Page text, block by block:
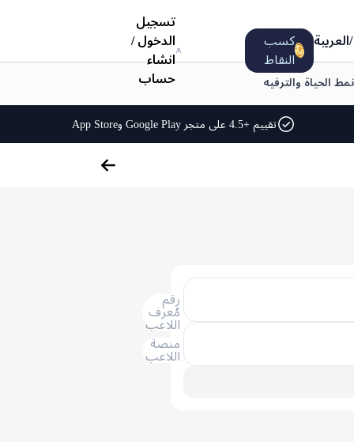
/ العربية
كسب
النقاط
تسجيل
الدخول/
انشاء
حساب
نمط الحياة والترفيه
تقييم +4.5 على متجر Google Play وApp Store
رقم
مُعرف
اللاعب
منصة
اللاعب